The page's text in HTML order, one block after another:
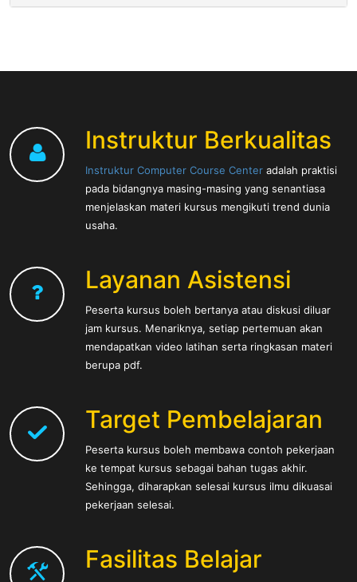
Instruktur Berkualitas
Instruktur Computer Course Center adalah praktisi
pada bidangnya masing-masing yang senantiasa
menjelaskan materi kursus mengikuti trend dunia
usaha.
Layanan Asistensi
Peserta kursus boleh bertanya atau diskusi diluar
jam kursus. Menariknya, setiap pertemuan akan
mendapatkan video latihan serta ringkasan materi
berupa pdf.
Target Pembelajaran
Peserta kursus boleh membawa contoh pekerjaan
ke tempat kursus sebagai bahan tugas akhir.
Sehingga, diharapkan selesai kursus ilmu dikuasai
pekerjaan selesai.
Fasilitas Belajar